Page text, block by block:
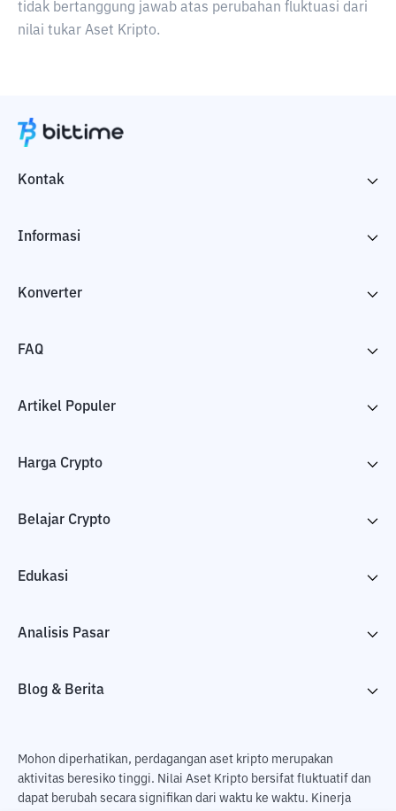
tidak bertanggung jawab atas perubahan fluktuasi dari
nilai tukar Aset Kripto.
Kontak
Informasi
Konverter
FAQ
Artikel Populer
Harga Crypto
Belajar Crypto
Edukasi
Analisis Pasar
Blog & Berita
Mohon diperhatikan, perdagangan aset kripto merupakan
aktivitas beresiko tinggi. Nilai Aset Kripto bersifat fluktuatif dan
dapat berubah secara signifikan dari waktu ke waktu. Kinerja